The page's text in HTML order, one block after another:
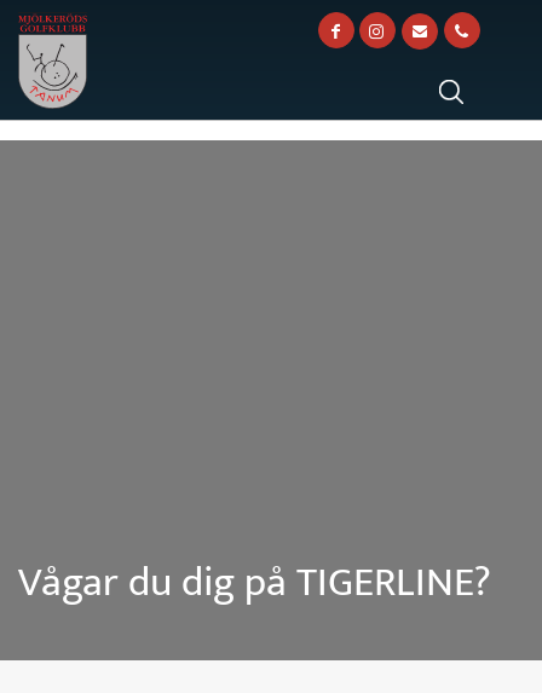
Vågar du dig på TIGERLINE?